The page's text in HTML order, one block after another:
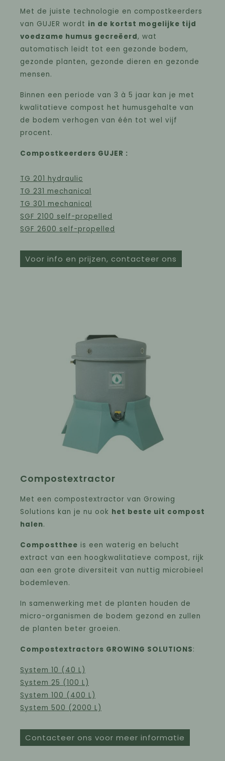
Met de juiste technologie en compostkeerders
van GUJER wordt in de kortst mogelijke tijd
voedzame humus gecreëerd, wat
automatisch leidt tot een gezonde bodem,
gezonde planten, gezonde dieren en gezonde
mensen.
Binnen een periode van 3 à 5 jaar kan je met
kwalitatieve compost het humusgehalte van
de bodem verhogen van één tot wel vijf
procent.
Compostkeerders GUJER :
TG 201 hydraulic
TG 231 mechanical
TG 301 mechanical
SGF 2100 self-propelled
SGF 2600 self-propelled
Voor info en prijzen, contacteer ons
Compostextractor
Met een compostextractor van Growing
Solutions kan je nu ook het beste uit compost
halen.
Compostthee is een waterig en belucht
extract van een hoogkwalitatieve compost, rijk
aan een grote diversiteit van nuttig microbieel
bodemleven.
In samenwerking met de planten houden de
micro-organismen de bodem gezond en zullen
de planten beter groeien.
Compostextractors GROWING SOLUTIONS:
System 10 (40 L)
System 25 (100 L)
System 100 (400 L)
System 500 (2000 L)
Contacteer ons voor meer informatie